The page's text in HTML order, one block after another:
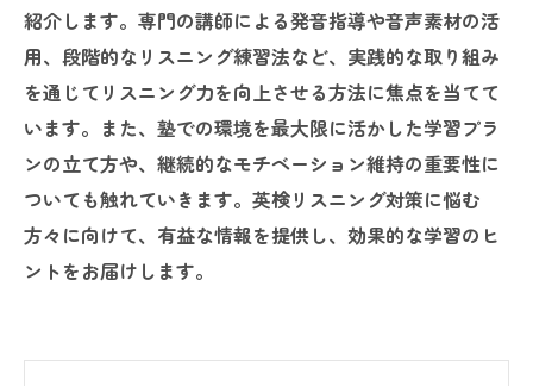
紹介します。専門の講師による発音指導や音声素材の活
用、段階的なリスニング練習法など、実践的な取り組み
を通じてリスニング力を向上させる方法に焦点を当てて
います。また、塾での環境を最大限に活かした学習プラ
ンの立て方や、継続的なモチベーション維持の重要性に
ついても触れていきます。英検リスニング対策に悩む
方々に向けて、有益な情報を提供し、効果的な学習のヒ
ントをお届けします。